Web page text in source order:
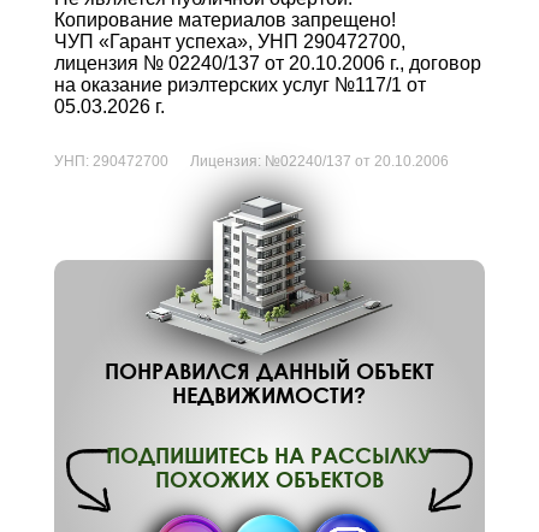
Копирование материалов запрещено!
ЧУП «Гарант успеха», УНП 290472700,
лицензия № 02240/137 от 20.10.2006 г., договор
на оказание риэлтерских услуг №117/1 от
05.03.2026 г.
УНП: 290472700 Лицензия: №02240/137 от 20.10.2006
ПОНРАВИЛСЯ ДАННЫЙ ОБЪЕКТ
НЕДВИЖИМОСТИ?
ПОДПИШИТЕСЬ НА РАССЫЛКУ
ПОХОЖИХ ОБЪЕКТОВ